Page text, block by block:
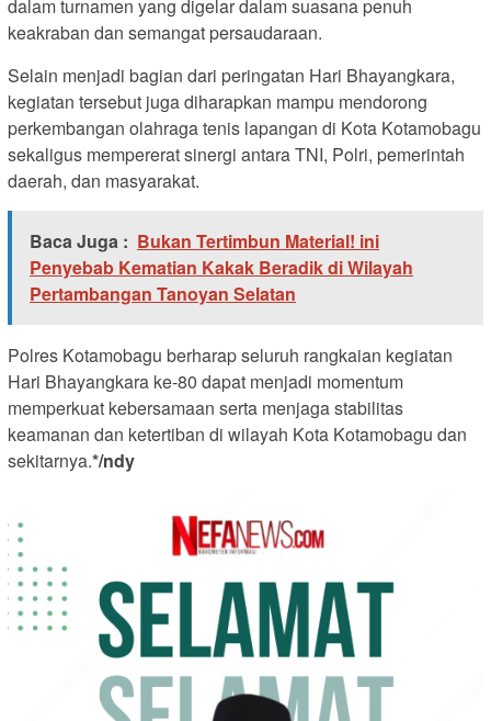
dalam turnamen yang digelar dalam suasana penuh
keakraban dan semangat persaudaraan.
Selain menjadi bagian dari peringatan Hari Bhayangkara,
kegiatan tersebut juga diharapkan mampu mendorong
perkembangan olahraga tenis lapangan di Kota Kotamobagu
sekaligus mempererat sinergi antara TNI, Polri, pemerintah
daerah, dan masyarakat.
Baca Juga : Bukan Tertimbun Material! ini
Penyebab Kematian Kakak Beradik di Wilayah
Pertambangan Tanoyan Selatan
Polres Kotamobagu berharap seluruh rangkaian kegiatan
Hari Bhayangkara ke-80 dapat menjadi momentum
memperkuat kebersamaan serta menjaga stabilitas
keamanan dan ketertiban di wilayah Kota Kotamobagu dan
sekitarnya.*/ndy